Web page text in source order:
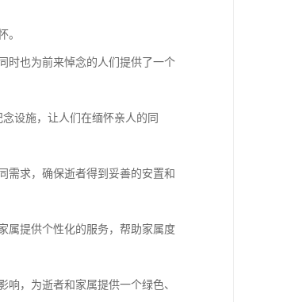
。
时也为前来悼念的人们提供了一个
设施，让人们在缅怀亲人的同
需求，确保逝者得到妥善的安置和
属提供个性化的服务，帮助家属度
，为逝者和家属提供一个绿色、